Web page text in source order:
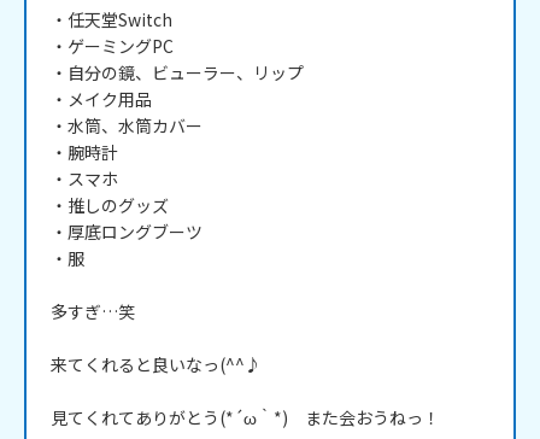
・任天堂Switch
・ゲーミングPC
・自分の鏡、ビューラー、リップ
・メイク用品
・水筒、水筒カバー
・腕時計
・スマホ
・推しのグッズ
・厚底ロングブーツ
・服
多すぎ…笑
来てくれると良いなっ(^^♪
見てくれてありがとう(*´ω｀*)　また会おうねっ！